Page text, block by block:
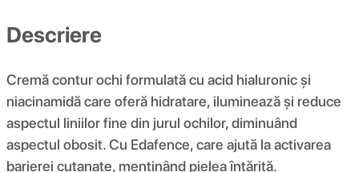
Descriere
Cremă contur ochi formulată cu acid hialuronic și
niacinamidă care oferă hidratare, iluminează și reduce
aspectul liniilor fine din jurul ochilor, diminuând
aspectul obosit. Cu Edafence, care ajută la activarea
barierei cutanate, menținând pielea întărită.